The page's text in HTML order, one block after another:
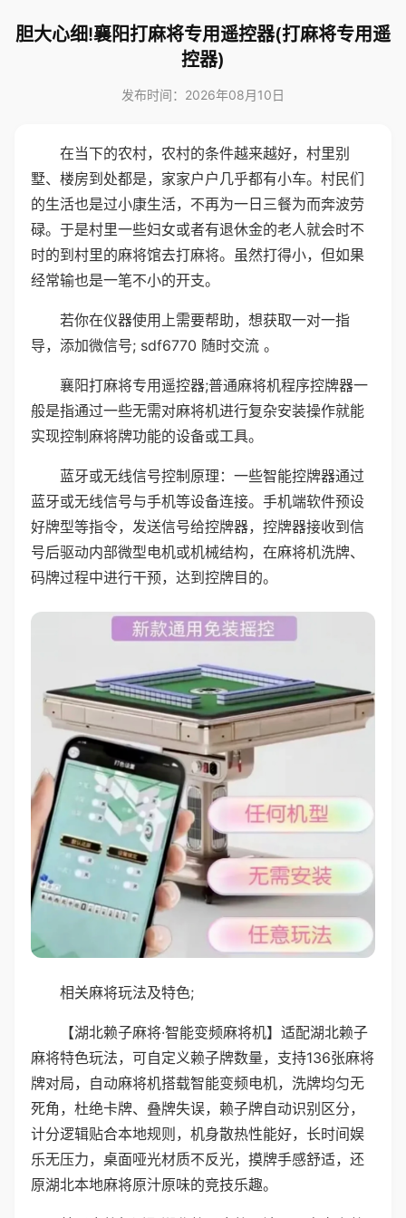
胆大心细!襄阳打麻将专用遥控器(打麻将专用遥
控器)
发布时间：2026年08月10日
在当下的农村，农村的条件越来越好，村里别
墅、楼房到处都是，家家户户几乎都有小车。村民们
的生活也是过小康生活，不再为一日三餐为而奔波劳
碌。于是村里一些妇女或者有退休金的老人就会时不
时的到村里的麻将馆去打麻将。虽然打得小，但如果
经常输也是一笔不小的开支。
若你在仪器使用上需要帮助，想获取一对一指
导，添加微信号; sdf6770 随时交流 。
襄阳打麻将专用遥控器;普通麻将机程序控牌器一
般是指通过一些无需对麻将机进行复杂安装操作就能
实现控制麻将牌功能的设备或工具。
蓝牙或无线信号控制原理：一些智能控牌器通过
蓝牙或无线信号与手机等设备连接。手机端软件预设
好牌型等指令，发送信号给控牌器，控牌器接收到信
号后驱动内部微型电机或机械结构，在麻将机洗牌、
码牌过程中进行干预，达到控牌目的。
相关麻将玩法及特色;
【湖北赖子麻将·智能变频麻将机】适配湖北赖子
麻将特色玩法，可自定义赖子牌数量，支持136张麻将
牌对局，自动麻将机搭载智能变频电机，洗牌均匀无
死角，杜绝卡牌、叠牌失误，赖子牌自动识别区分，
计分逻辑贴合本地规则，机身散热性能好，长时间娱
乐无压力，桌面哑光材质不反光，摸牌手感舒适，还
原湖北本地麻将原汁原味的竞技乐趣。